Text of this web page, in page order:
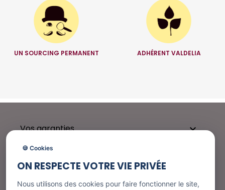
UN SOURCING PERMANENT ADHÉRENT VALDELIA
Vos garanties 
Besoin d'aide ?
🍪 Cookies
ON RESPECTE VOTRE VIE PRIVÉE
Nous utilisons des cookies pour faire fonctionner le site,